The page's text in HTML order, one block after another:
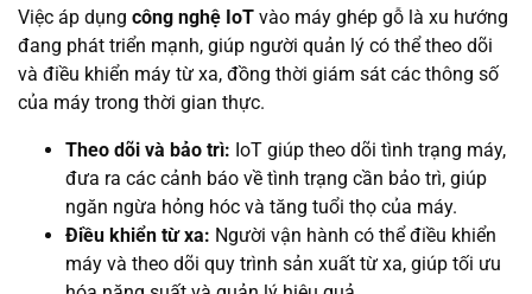
Việc áp dụng công nghệ IoT vào máy ghép gỗ là xu hướng
đang phát triển mạnh, giúp người quản lý có thể theo dõi
và điều khiển máy từ xa, đồng thời giám sát các thông số
của máy trong thời gian thực.
Theo dõi và bảo trì: IoT giúp theo dõi tình trạng máy,
đưa ra các cảnh báo về tình trạng cần bảo trì, giúp
ngăn ngừa hỏng hóc và tăng tuổi thọ của máy.
Điều khiển từ xa: Người vận hành có thể điều khiển
máy và theo dõi quy trình sản xuất từ xa, giúp tối ưu